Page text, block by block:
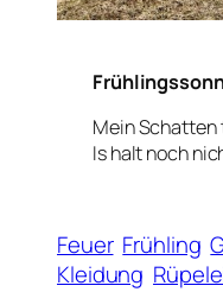
Mein Schatten
Is halt noch
Feuer Frühling
Kleidung